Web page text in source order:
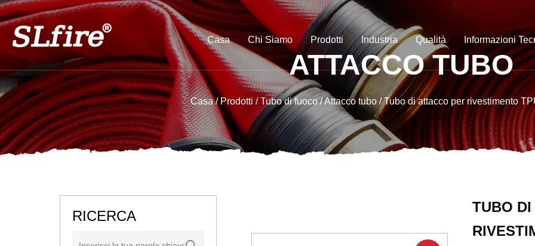
Casa Chi Siamo Prodotti Industria Qualità Informazioni
ATTACCO TUBO
Casa/Prodotti /Tubo di fuoco/Attacco tubo /Tubo di attacco per rivestimento
RICERCA
TUBO DI